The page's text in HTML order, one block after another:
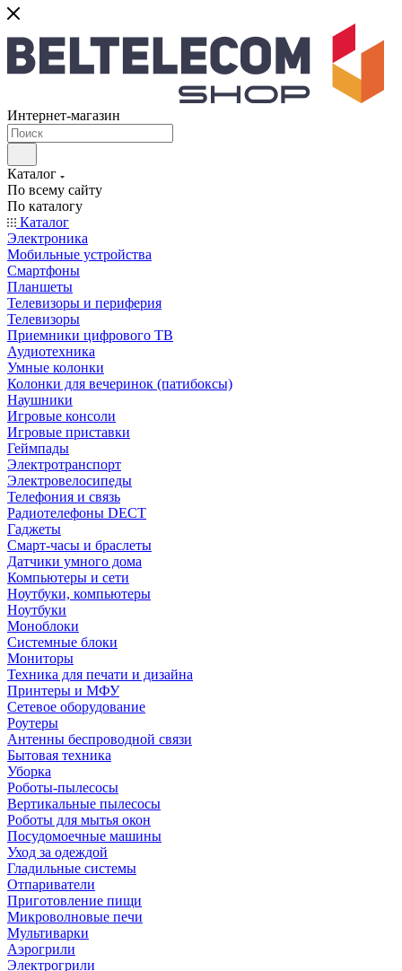
Интернет-магазин
Каталог
По всему сайту
По каталогу
Каталог
Электроника
Мобильные устройства
Смартфоны
Планшеты
Телевизоры и периферия
Телевизоры
Приемники цифрового ТВ
Аудиотехника
Умные колонки
Колонки для вечеринок (патибоксы)
Наушники
Игровые консоли
Игровые приставки
Геймпады
Электротранспорт
Электровелосипеды
Телефония и связь
Радиотелефоны DECT
Гаджеты
Смарт-часы и браслеты
Датчики умного дома
Компьютеры и сети
Ноутбуки, компьютеры
Ноутбуки
Моноблоки
Системные блоки
Мониторы
Техника для печати и дизайна
Принтеры и МФУ
Сетевое оборудование
Роутеры
Антенны беспроводной связи
Бытовая техника
Уборка
Роботы-пылесосы
Вертикальные пылесосы
Роботы для мытья окон
Посудомоечные машины
Уход за одеждой
Гладильные системы
Отпариватели
Приготовление пищи
Микроволновые печи
Мультиварки
Аэрогрили
Электрогрили